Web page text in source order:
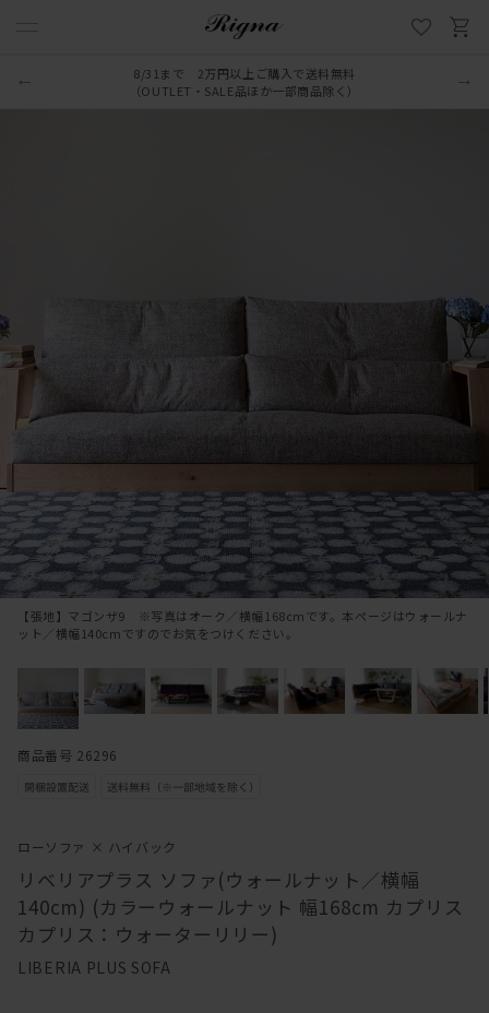
8/31まで 2万円以上ご購入で送料無料
（OUTLET・SALE品ほか一部商品除く）
ローソファ × ハイバック
リベリアプラス ソファ(ウォールナット／横幅
140cm) (カラーウォールナット 幅168cm カプリス
カプリス：ウォーターリリー)
LIBERIA PLUS SOFA
【張地】マゴンザ9 ※写真はオーク／横幅168cmです。本ページはウォールナ
ット／横幅140cmですのでお気をつけください。
商品番号 26296